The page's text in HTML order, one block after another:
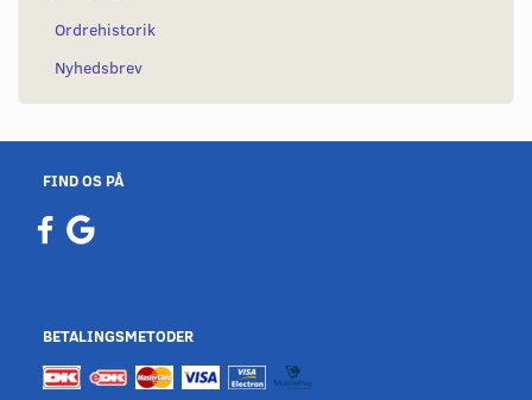
Ordrehistorik
Nyhedsbrev
FIND OS PÅ
BETALINGSMETODER